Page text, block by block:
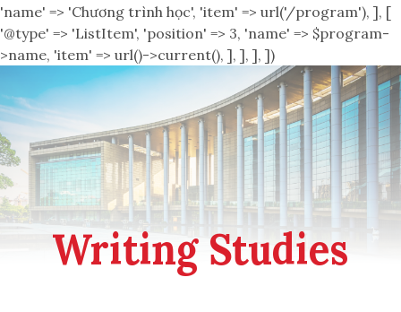
'name' => 'Chương trình học', 'item' => url('/program'), ], [
'@type' => 'ListItem', 'position' => 3, 'name' => $program-
>name, 'item' => url()->current(), ], ], ], ])
Writing Studies